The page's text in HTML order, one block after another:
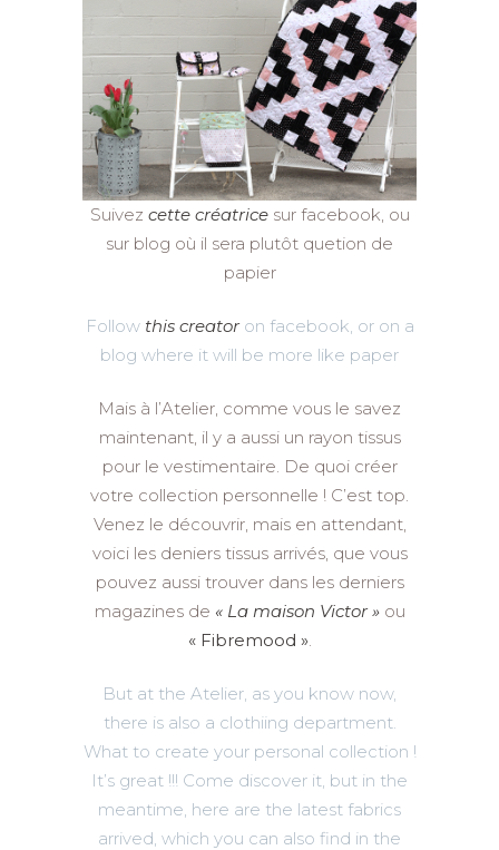
Suivez cette créatrice sur facebook, ou
sur blog où il sera plutôt quetion de
papier
Follow this creator on facebook, or on a
blog where it will be more like paper
Mais à l’Atelier, comme vous le savez
maintenant, il y a aussi un rayon tissus
pour le vestimentaire. De quoi créer
votre collection personnelle ! C’est top.
Venez le découvrir, mais en attendant,
voici les deniers tissus arrivés, que vous
pouvez aussi trouver dans les derniers
magazines de « La maison Victor »ou
« Fibremood ».
But at the Atelier, as you know now,
there is also a clothiing department.
What to create your personal collection !
It’s great !!! Come discover it, but in the
meantime, here are the latest fabrics
arrived, which you can also find in the